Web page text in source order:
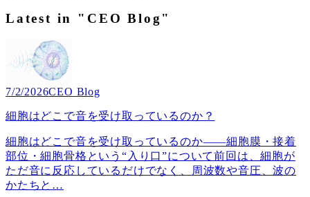
Latest in "CEO Blog"
7/2/2026CEO Blog
細胞はどこで音を受け取っているのか？
細胞はどこで音を受け取っているのか――細胞膜・接着
部位・細胞骨格という“入り口”について前回は、細胞が
ただ音に反応しているだけでなく、周波数や音圧、波の
かたちと …